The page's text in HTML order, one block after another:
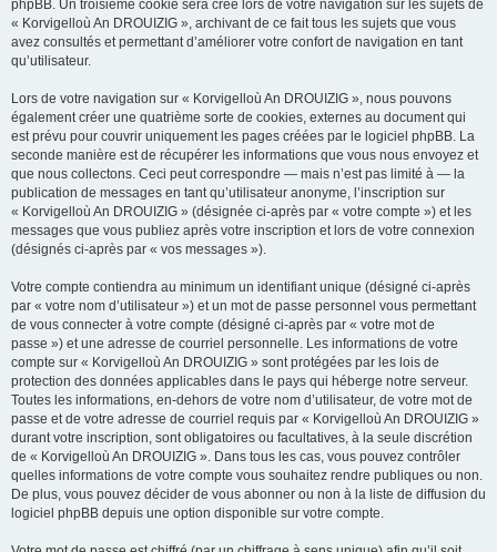
phpBB. Un troisième cookie sera créé lors de votre navigation sur les sujets de
« Korvigelloù An DROUIZIG », archivant de ce fait tous les sujets que vous
avez consultés et permettant d’améliorer votre confort de navigation en tant
qu’utilisateur.
Lors de votre navigation sur « Korvigelloù An DROUIZIG », nous pouvons
également créer une quatrième sorte de cookies, externes au document qui
est prévu pour couvrir uniquement les pages créées par le logiciel phpBB. La
seconde manière est de récupérer les informations que vous nous envoyez et
que nous collectons. Ceci peut correspondre — mais n’est pas limité à — la
publication de messages en tant qu’utilisateur anonyme, l’inscription sur
« Korvigelloù An DROUIZIG » (désignée ci-après par « votre compte ») et les
messages que vous publiez après votre inscription et lors de votre connexion
(désignés ci-après par « vos messages »).
Votre compte contiendra au minimum un identifiant unique (désigné ci-après
par « votre nom d’utilisateur ») et un mot de passe personnel vous permettant
de vous connecter à votre compte (désigné ci-après par « votre mot de
passe ») et une adresse de courriel personnelle. Les informations de votre
compte sur « Korvigelloù An DROUIZIG » sont protégées par les lois de
protection des données applicables dans le pays qui héberge notre serveur.
Toutes les informations, en-dehors de votre nom d’utilisateur, de votre mot de
passe et de votre adresse de courriel requis par « Korvigelloù An DROUIZIG »
durant votre inscription, sont obligatoires ou facultatives, à la seule discrétion
de « Korvigelloù An DROUIZIG ». Dans tous les cas, vous pouvez contrôler
quelles informations de votre compte vous souhaitez rendre publiques ou non.
De plus, vous pouvez décider de vous abonner ou non à la liste de diffusion du
logiciel phpBB depuis une option disponible sur votre compte.